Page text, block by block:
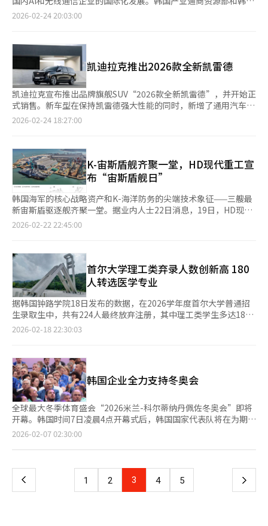
涵盖小型核电站（i-SMR）商业模式联合开发、人才培养及信息共
享。 会谈中，双方还就地区及国际局势交换意见。李在明对新加
双方同时评估了中东局势对全球安全及能源供应链的影响，一致希
望有关地区尽快恢复稳定与和平。 除政府间会谈外，李在明当天
还出席AI领域经济交流会议“AI Connect Summit”，与两国AI青
年人才及产业代表就未来发展方向进行交流。总统室表示，此举旨
在通过加强与亚洲代表性AI强国新加坡的合作，提升韩国政府与企
业在人工智能领域的综合竞争力。 李在明当晚将出席由尚达曼与
夫人珍一藤木主持的国宾晚宴，并以此结束对新加坡的国事访问行
构建了从研发（R&D）到生产、流通的垂直一体化体系，有效维持
较高的营业利润率。公司凭借电穿孔（EP）技术提升护肤品吸收
（RF）及高强度聚焦超声（HIFU）等技术，推出复合型美容设
备，以精细化能量导入技术满足消费者多元化的护理需求。
Classys则以成熟的高强度聚焦超声（HIFU）技术为核心，直接作
用于筋膜层，提供高强度提拉解决方案，稳居专业美容市场高地。
在此基础上，公司积极拓展巴西、泰国等海外市场，并逐步向B2C
家用护理领域扩展业务版图。 ▲ 美容设备与护肤品协同效应凸显
传统化妆品ODM龙头企业积极布局美容设备与护肤品的融合赛
道。COSMAX与APR旗下美妆品牌Medicube开展合作，供应可与
中能够提升活性成分渗透效率的新型高分子纳米颗粒，并计划将该
技术应用于智能贴片及设备配套产品。 此外，COSMAX与At
Home签署谅解备忘录（MOU），为旗下医美品牌THOME推出专
用安瓶产品，持续深化设备与护肤品的整合战略。Kolmar Korea
则聚焦设备ODM模式，向客户提供美容设备产品，而非直接运营
自有品牌。在全球最大IT与家电展会CES 2026上，公司凭借疤痕
美容设备（Scar Beauty Device）荣获美容科技类别最高创新奖，
的竞争优势源于高性价比以及完善的数字生态体系。一位业内人士
指出，随着护肤品与美容设备之间的界限日益模糊，美妆科技赛道
将持续扩张。韩国在制造工艺与技术研发领域的综合实力，将成为
推动市场规模进一步扩大的关键动力。
（R&D）、供应链、生产能力、服务体系及需求市场等价值链各环
节综合评估来看，除半导体外，中国在机器人、电动汽车、电池及
机器人等未来产业领域，韩国竞争力明显不足。与此同时，韩国在
价格竞争力方面也落后于中国，市场压力进一步加剧。 不过，韩
国在部分领域仍保有优势。在半导体设备、存储芯片制造、先进晶
圆代工工艺以及全球销售与服务等方面，韩国仍领先于中国。 根
据报告，中国的核心优势在于庞大的内需市场与政策扶持，尤其在
AI领域，韩中两国体量差距尤为悬殊。根据中国工信部数据，去年
中国AI产业规模预计达1.2万亿元人民币，同比增长约30%；而据
韩国软件政策研究所（SPRi）数据，2024年韩国AI产业规模仅为
院教授崔炳浩（音）指出：“当前中美之间的竞争，本质上是规模
经济之争。韩国是否具备参与这场竞争的能力，答案并不乐观。无
论是预算、基础设施还是能源领域，差距都十分明显。”他建议，
韩国应更加专注于产业工程优化与高端制造效率提升，以此构建差
异化竞争优势。 另有调查数据进一步印证了上述判断。韩国经济
人联合会去年针对十大主力出口行业中销售额排名前1000位的韩
国企业开展“韩美日中竞争力现状与前景”调查，并于近日结果显
示，在十大出口主力行业中，已有半数被中国赶超。超过六成受访
步攀升至68.5%；美国为22%，日本降至5%。韩国经济人联合会
表示，这一结果表明，企业普遍预期未来韩中两国之间的出口竞争
将持续加剧。
贸易投资振兴公社宣布，将于3月2日至5日（当地时间）在西班牙
今年的主题为‘智商时代’，预计将有来自205个国家的2900多家
企业和超过10万人参与。此次活动中，三星电子、SK电讯、KT、
LG Uplus等约180家韩国企业将参展。韩国贸易投资振兴公社与首
尔经济振兴院、韩国信息通信技术产业协会等10个机构共同运营韩
国馆，131家企业将利用‘KOREA’品牌共同推广韩国ICT技术。
韩国贸易投资振兴公社计划将CES的成功延续至MWC。在CES上，
自动化退货解决方案公司K公司获得了约3亿韩元的投资，AI可穿戴
设备公司V公司等共签署了7项合作备忘录。MWC现场还将举办初
者和风险投资公司进行展示。开发AI工作自动化平台
的‘LangCode’和凭借半导体封装用铜镀玻璃基板技术获得CES
创新奖的‘CIT’将参与其中。此外，生物复合认证解决方案企
业‘Nopen’入围了全球移动大奖的最佳数字技术奖，备受关
注。韩国贸易投资振兴公社还将通过‘数字MWC韩国馆’加强在
线宣传，并与欧洲各地的贸易馆合作，支持当地买家咨询。姜京
成，韩国贸易投资振兴公社社长表示：“MWC是全球科技企业决
策者聚集的重要B2B合作平台。我们将在MWC上继续扩大企业的
译与编辑。
2026-02-24 20:03:00
凯迪拉克推出2026款全新凯雷德
凯迪拉克宣布推出品牌旗舰SUV“2026款全新凯雷德”，并开始正
式销售。新车型在保持凯雷德强大性能的同时，新增了通用汽车的
免提驾驶辅助系统“超级巡航”、Tmap连接服务和交通标志识别
况下的安全控制。Tmap连接服务允许驾驶员无需智能手机连接，
通过中控屏幕和仪表盘直观查看实时交通信息和最佳路线。交通标
志识别功能通过摄像头和导航信息帮助驾驶员识别道路限速，并在
仪表盘上显示。全新凯雷德搭载6.2升V8汽油发动机，最大功率
426马力，最大扭矩63.6公斤·米，配备10速自动变速器，结合磁
力悬挂控制和自适应空气悬挂，提升驾驶舒适性。该车型分为标准
版和加长版ESV，售价分别为1.6807亿韩元和1.9007亿韩元。韩国
GM首席营销官兼传播总监尹明玉表示：“2026款全新凯雷德通过
升到新高度。”※ 本报道经人工智能（AI）系统翻译与编辑。
2026-02-24 18:27:00
K-宙斯盾舰齐聚一堂，HD现代重工宣
布“宙斯盾舰日”
韩国海军的核心战略资产和K-海洋防务的尖端技术象征——三艘最
新宙斯盾驱逐舰齐聚一堂。据业内人士22日消息，19日，HD现代
重工建造或正在建造的‘正祖大王舰’、‘茶山丁若镛舰’、‘大
日’，并邀请三艘宙斯盾舰的舰长表达感谢。HD现代重工于2024
年建造了正祖大王级宙斯盾驱逐舰1号舰正祖大王舰并交付海军。
正在试航评估的2号舰茶山丁若镛舰于去年12月下水，计划今年12
月交付海军。最后一艘大虎金宗瑞舰正在蔚山造船厂建造，预计
2027年12月交付海军。正祖大王级最新宙斯盾驱逐舰长170米，宽
21米，排水量8200吨，最大速度30节（约55公里/小时），是现存
最高水平的战斗舰。其目标探测和跟踪能力比现有世宗大王级
（7600吨级）提高了两倍以上，并具备拦截功能，被评为应对北
工社长兼舰艇及中型船舶事业代表朱元浩邀请正祖大王舰赵完熙上
校、茶山丁若镛舰具本哲上校、大虎金宗瑞舰张贤道上校到造船厂
内的迎宾馆共进午餐。朱社长与三位舰长就海洋防务进行了交流，
并对为提升K-海洋防务竞争力而献身的海军表示感谢。朱社长表
示：“以世界顶尖技术建造的三艘最新宙斯盾驱逐舰齐聚蔚山船
厂，我感到非常高兴和意义深远。这是展示我国海洋防务50周年地
位的象征性场面。”HD现代重工是国内唯一负责现存最新宙斯盾
舰（世宗大王级、正祖大王级）基本设计的造船公司，拥有世界最
高水平的舰艇技术。自1976年开始研发韩国首艘国产战斗舰蔚山
军的中坚力量形成做出了贡献。截至今年，共建造了108艘舰艇和
特种船，并在国内出口了最多的20艘舰艇。※ 本报道经人工智能
（AI）系统翻译与编辑。
2026-02-22 22:45:00
首尔大学理工类弃录人数创新高 180
人转选医学专业
据韩国钟路学院18日发布的数据，在2026学年度首尔大学普通招
生录取生中，共有224人最终放弃注册，其中理工类学生多达180
人，占比80.4%，为近五年来的最高水平。这一数字不仅超过了
他医学院录取，最终选择就读医学专业。钟路学院指出，首尔大学
理工类录取生“流失”，几乎全部可视为“医学院重复录取”所
致。 从专业分布来看，部分学科的弃录现象尤为突出。尖端融合
学部共有16人未办理注册手续，同比增长33.3%，占该学部普通招
生名额的21.9%；电气信息工程学部弃录人数为15人，同比增长
25%；护理学院则有14人放弃注册，同比增长48.3%。理工类专
业中，仅医学预科、能源资源工程学和统计学3个专业未出现弃录
情况。 人文类弃录人数为36人，占比16.1%；艺术体育类为8人，
占比3.6%。分析称，人文类中经营学、经济学等热门专业的弃录
院预计，随着2027学年度“地区医生制”正式实施，首尔大学理
工类录取生流向医学院的趋势或将进一步扩大。钟路学院代表任成
2026-02-18 22:30:03
韩国企业全力支持冬奥会
全球最大冬季体育盛会“2026米兰-科尔蒂纳丹佩佐冬奥会”即将
开幕。韩国时间7日凌晨4点开幕式后，韩国国家代表队将在为期
17天的比赛中接受国内主要企业的全方位支持。不仅是资金支持，
子会长李在镕等企业领导人也将亲临现场，发挥民间外交官的作
代表出席开幕式，并计划与全球政商界人士会面。三星电子通过移
动技术创新观赛体验，使用最新的Galaxy S25 Ultra手机直播开幕
2026-02-07 02:30:00
上
页
1 2 3 4 5 下